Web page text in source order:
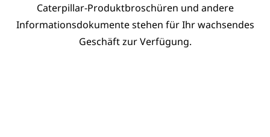
Caterpillar-Produktbroschüren und andere
Informationsdokumente stehen für Ihr wachsendes
Geschäft zur Verfügung.